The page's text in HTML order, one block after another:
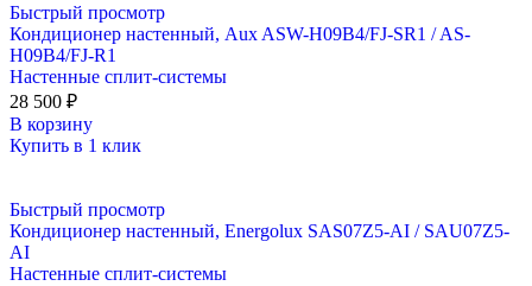
Быстрый просмотр
Кондиционер настенный, Aux ASW-H09B4/FJ-SR1 / AS-
H09B4/FJ-R1
Настенные сплит-системы
28 500 ₽
В корзину
Купить в 1 клик
Быстрый просмотр
Кондиционер настенный, Energolux SAS07Z5-AI / SAU07Z5-
AI
Настенные сплит-системы